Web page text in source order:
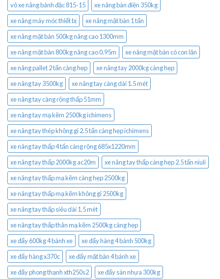
vỏ xe nâng bánh đặc 815-15
xe nâng bàn điện 350kg
xe nâng máy móc thiết bị
xe nâng mặt bàn 1 tấn
xe nâng mặt bàn 500kg nâng cao 1300mm
xe nâng mặt bàn 800kg nâng cao 0.95m
xe nâng mặt bàn có con lăn
xe nâng pallet 2 tấn càng hẹp
xe nâng tay 2000kg càng hẹp
xe nâng tay 3500kg
xe nâng tay càng dài 1.5 mét
xe nâng tay càng rộng thấp 51mm
xe nâng tay mạ kẽm 2500kg ichimens
xe nâng tay thép không gỉ 2.5 tấn càng hẹp ichimens
xe nâng tay thấp 4 tấn càng rộng 685x1220mm
xe nâng tay thấp 2000kg ac20m
xe nâng tay thấp càng hẹp 2.5 tấn niuli
xe nâng tay thấp mạ kẽm càng hẹp 2500kg
xe nâng tay thấp mạ kẽm không gỉ 2500kg
xe nâng tay thấp siêu dài 1.5 mét
xe nâng tay thấp thân mạ kẽm 2500kg càng hẹp
xe đẩy 600kg 4 bánh xe
xe đẩy hàng 4 bánh 500kg
xe đẩy hàng x370c
xe đẩy mặt bàn 4 bánh xe
xe đẩy phong thạnh xth250s2
xe đẩy sàn nhựa 300kg